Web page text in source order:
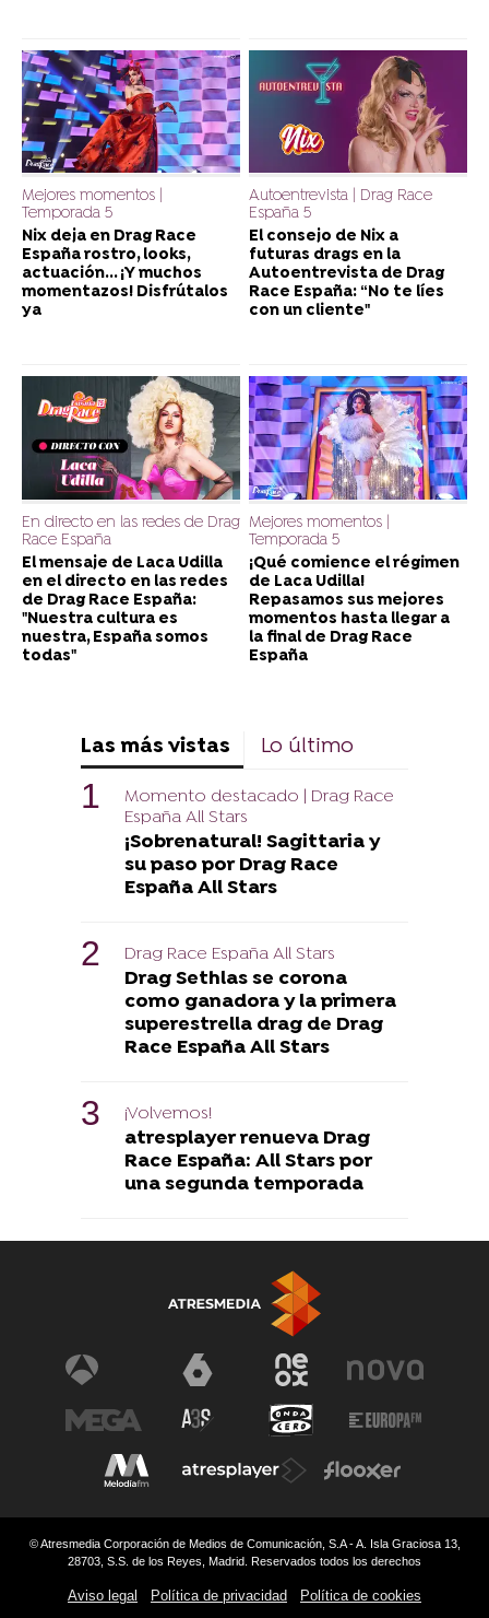
Mejores momentos |
Temporada 5
Nix deja en Drag Race
España rostro, looks,
actuación... ¡Y muchos
momentazos! Disfrútalos
ya
Autoentrevista | Drag Race
España 5
El consejo de Nix a
futuras drags en la
Autoentrevista de Drag
Race España: “No te líes
con un cliente"
En directo en las redes de Drag
Race España
El mensaje de Laca Udilla
en el directo en las redes
de Drag Race España:
"Nuestra cultura es
nuestra, España somos
todas"
Mejores momentos |
Temporada 5
¡Qué comience el régimen
de Laca Udilla!
Repasamos sus mejores
momentos hasta llegar a
la final de Drag Race
España
Las más vistas Lo último
Momento destacado | Drag Race
España All Stars
¡Sobrenatural! Sagittaria y
su paso por Drag Race
España All Stars
Drag Race España All Stars
Drag Sethlas se corona
como ganadora y la primera
superestrella drag de Drag
Race España All Stars
¡Volvemos!
atresplayer renueva Drag
Race España: All Stars por
una segunda temporada
© Atresmedia Corporación de Medios de Comunicación, S.A - A. Isla Graciosa 13,
28703, S.S. de los Reyes, Madrid. Reservados todos los derechos
Aviso legal Política de privacidad Política de cookies